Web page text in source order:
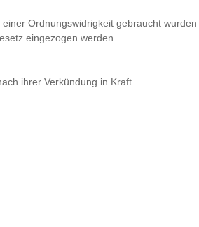
Ordnungswidrigkeit gebraucht
eingezogen werden.
ihrer Verkündung in Kraft.